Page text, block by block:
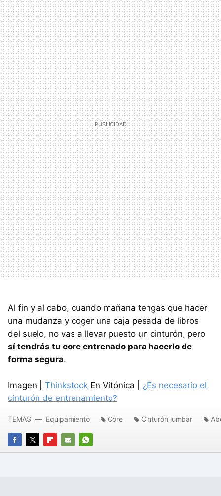
Al fin y al cabo, cuando mañana tengas que hacer
una mudanza y coger una caja pesada de libros
del suelo, no vas a llevar puesto un cinturón, pero
sí tendrás tu core entrenado para hacerlo de
forma segura.
Imagen | Thinkstock En Vitónica | ¿Es necesario el
cinturón de entrenamiento?
FACEBOOK
TWITTERFLIPBOARD
E-
WHATSAPP
TEMAS Equipamiento Core Cinturón lumbar